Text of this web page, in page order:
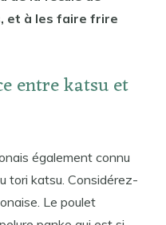
et à les faire frire
entre katsu et
également connu
tori katsu. Considérez-
Le poulet